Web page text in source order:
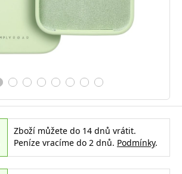
Zboží můžete do 14 dnů vrátit.
Peníze vracíme do 2 dnů. Podmínky.